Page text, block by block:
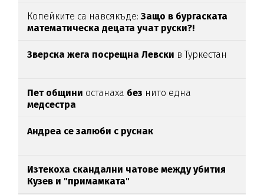
Копейките са навсякъде:Защо в бургаската
математическа децата учат руски?!
Зверска жега посрещна Левски в Туркестан
Пет общини останаха без нито една
медсестра
Андреа се залюби с руснак
Изтекоха скандални чатове между убития
Кузев и "примамката"